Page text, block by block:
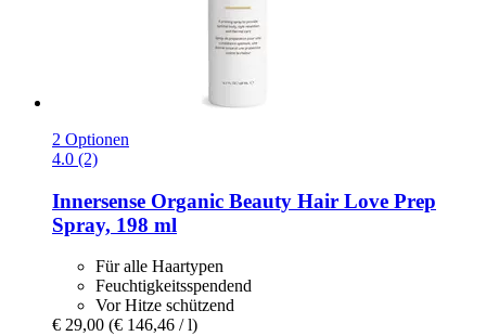
2 Optionen
4.0 (2)
Innersense Organic Beauty Hair Love Prep
Spray, 198 ml
Für alle Haartypen
Feuchtigkeitsspendend
Vor Hitze schützend
€ 29,00 (€ 146,46 / l)